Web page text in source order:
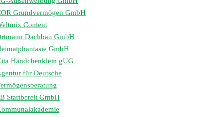
Grundvermögen GmbH
Content
Dachbau GmbH
GmbH
Händchenklein gUG
für Deutsche
Startbereit GmbH